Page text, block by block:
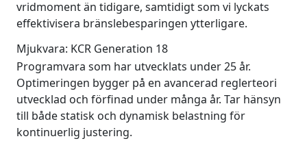
vridmoment än tidigare, samtidigt som vi lyckats
effektivisera bränslebesparingen ytterligare.
Mjukvara: KCR Generation 18
Programvara som har utvecklats under 25 år.
Optimeringen bygger på en avancerad reglerteori
utvecklad och förfinad under många år. Tar hänsyn
till både statisk och dynamisk belastning för
kontinuerlig justering.